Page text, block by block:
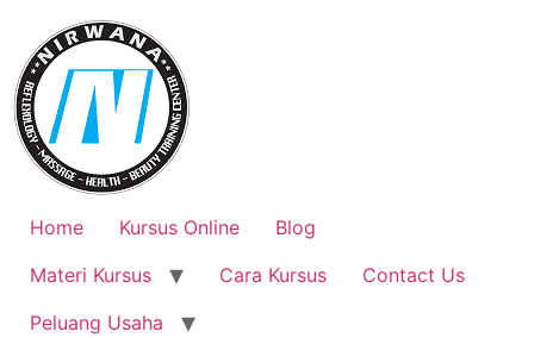
content
Home Kursus Online
Blog
Materi Kursus
Cara Kursus
Contact Us
Peluang Usaha